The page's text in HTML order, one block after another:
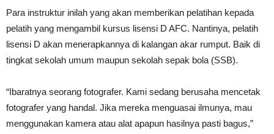
Para instruktur inilah yang akan memberikan pelatihan kepada
pelatih yang mengambil kursus lisensi D AFC. Nantinya, pelatih
lisensi D akan menerapkannya di kalangan akar rumput. Baik di
tingkat sekolah umum maupun sekolah sepak bola (SSB).
“Ibaratnya seorang fotografer. Kami sedang berusaha mencetak
fotografer yang handal. Jika mereka menguasai ilmunya, mau
menggunakan kamera atau alat apapun hasilnya pasti bagus,”